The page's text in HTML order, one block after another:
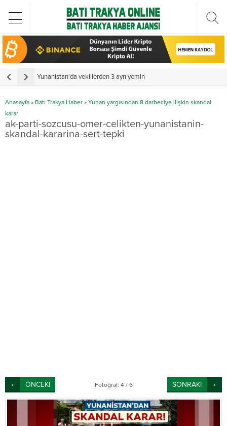
Yunanistan’da vekillerden 3 ayrı yemin
Anasayfa » Batı Trakya Haber » Yunan yargısından 8 darbeciye ilişkin skandal
karar
ak-parti-sozcusu-omer-celikten-yunanistanin-
skandal-kararina-sert-tepki
ÖNCEKİ Fotoğraf: 4 / 6 SONRAKİ